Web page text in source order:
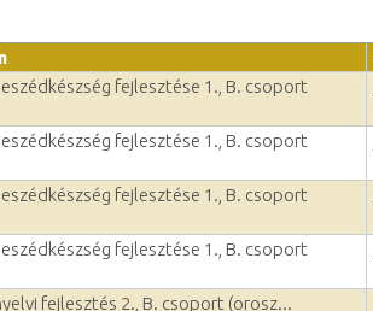
fejlesztése 1., B. csoport
fejlesztése 1., B. csoport
fejlesztése 1., B. csoport
fejlesztése 1., B. csoport
fejlesztés 2., B. csoport (orosz...